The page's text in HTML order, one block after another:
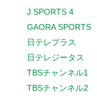
J SPORTS 4
GAORA SPORTS
日テレプラス
日テレジータス
TBSチャンネル1
TBSチャンネル2